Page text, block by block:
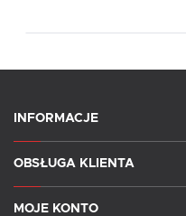
INFORMACJE
OBSŁUGA KLIENTA
MOJE KONTO